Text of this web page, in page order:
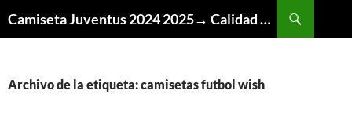
Camiseta Juventus 2024 2025→ Calidad Thai AAA
Archivo de la etiqueta: camisetas futbol wish